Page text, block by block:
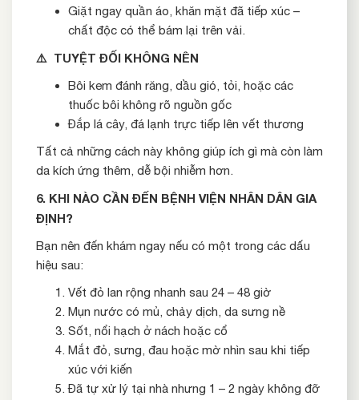
Giặt ngay quần áo, khăn mặt đã tiếp xúc –
chất độc có thể bám lại trên vải.
⚠ TUYỆT ĐỐI KHÔNG NÊN
Bôi kem đánh răng, dầu gió, tỏi, hoặc các
thuốc bôi không rõ nguồn gốc
Đắp lá cây, đá lạnh trực tiếp lên vết thương
Tất cả những cách này không giúp ích gì mà còn làm
da kích ứng thêm, dễ bội nhiễm hơn.
6. KHI NÀO CẦN ĐẾN BỆNH VIỆN NHÂN DÂN GIA
ĐỊNH?
Bạn nên đến khám ngay nếu có một trong các dấu
hiệu sau:
Vết đỏ lan rộng nhanh sau 24 – 48 giờ
Mụn nước có mủ, chảy dịch, da sưng nề
Sốt, nổi hạch ở nách hoặc cổ
Mắt đỏ, sưng, đau hoặc mờ nhìn sau khi tiếp
xúc với kiến
Đã tự xử lý tại nhà nhưng 1 – 2 ngày không đỡ